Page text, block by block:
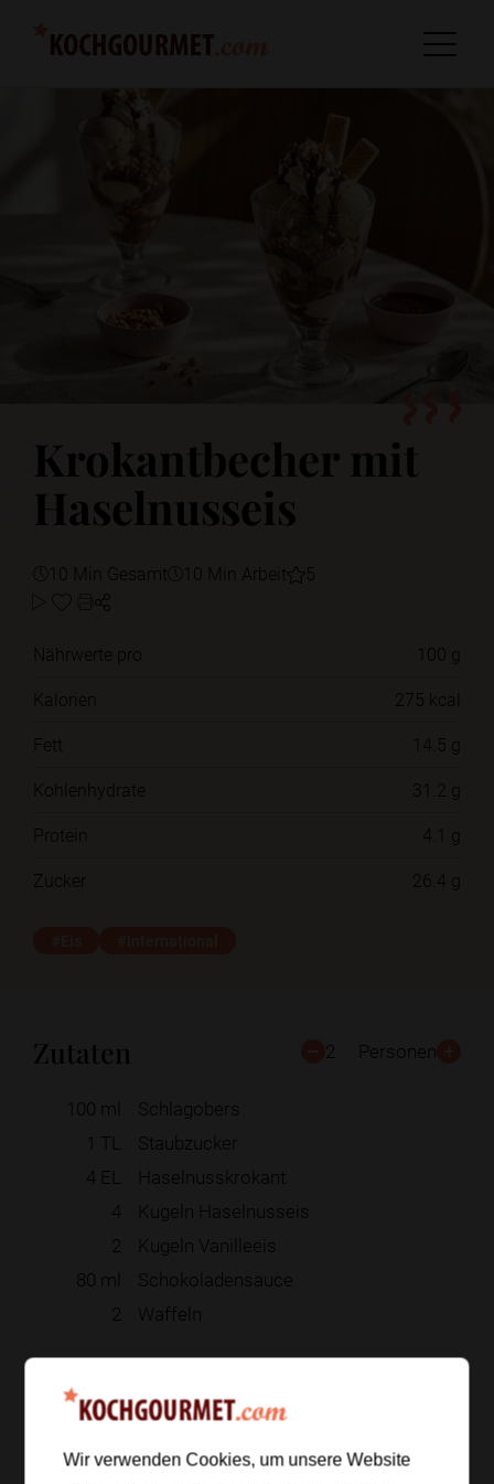
Krokantbecher mit
Haselnusseis
10 Min Gesamt 10 Min Arbeit 5
Nährwerte pro
100 g
Kalorien
275 kcal
Fett
14.5 g
Kohlenhydrate
31.2 g
Protein
4.1 g
Zucker
26.4 g
Zutaten 2 Personen
100 ml
Schlagobers
1 TL
Staubzucker
4 EL
Haselnusskrokant
4
Kugeln Haselnusseis
2
Kugeln Vanilleeis
80 ml
Schokoladensauce
2
Waffeln
Wir verwenden Cookies, um unsere Website